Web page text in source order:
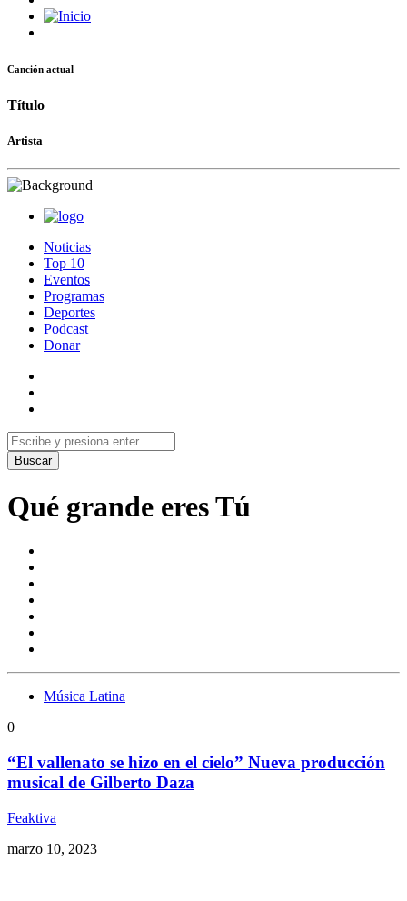
Canción actual
Título
Artista
Noticias
Top 10
Eventos
Programas
Deportes
Podcast
Donar
Qué grande eres Tú
Música Latina
0
“El vallenato se hizo en el cielo” Nueva producción
musical de Gilberto Daza
Feaktiva
marzo 10, 2023